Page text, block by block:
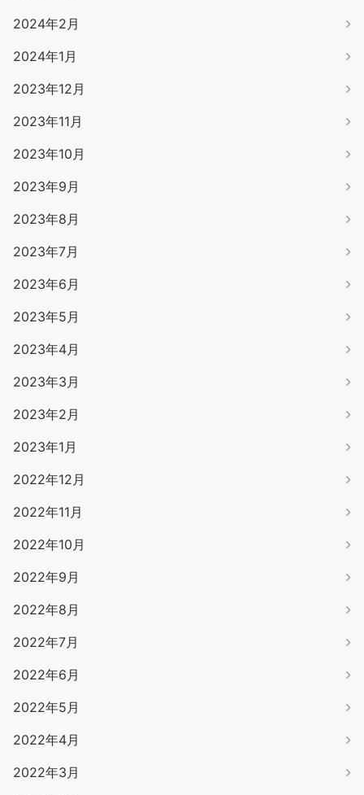
2024年2月
2024年1月
2023年12月
2023年11月
2023年10月
2023年9月
2023年8月
2023年7月
2023年6月
2023年5月
2023年4月
2023年3月
2023年2月
2023年1月
2022年12月
2022年11月
2022年10月
2022年9月
2022年8月
2022年7月
2022年6月
2022年5月
2022年4月
2022年3月